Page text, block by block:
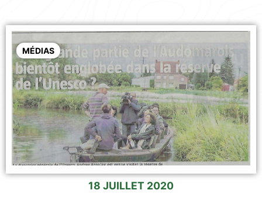
MÉDIAS
18 JUILLET 2020